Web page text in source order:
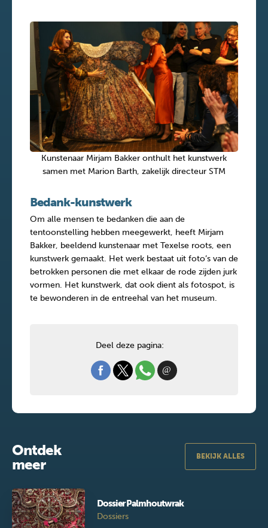
Kunstenaar Mirjam Bakker onthult het kunstwerk
samen met Marion Barth, zakelijk directeur STM
Bedank-kunstwerk
Om alle mensen te bedanken die aan de
tentoonstelling hebben meegewerkt, heeft Mirjam
Bakker, beeldend kunstenaar met Texelse roots, een
kunstwerk gemaakt. Het werk bestaat uit foto’s van de
betrokken personen die met elkaar de rode zijden jurk
vormen. Het kunstwerk, dat ook dient als fotospot, is
te bewonderen in de entreehal van het museum.
Deel deze pagina:
Ontdek
meer
BEKIJK ALLES
Dossier Palmhoutwrak
Dossiers